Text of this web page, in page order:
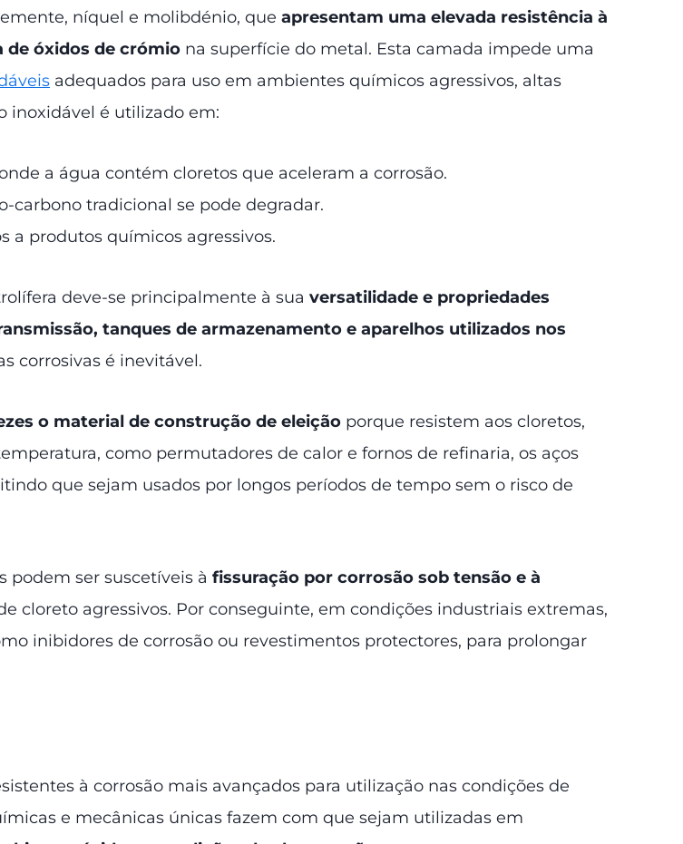
níquel e molibdénio, que apresentam uma elevada resistência à
de óxidos de crómio na superfície do metal. Esta camada impede uma
adequados para uso em ambientes químicos agressivos, altas
inoxidável é utilizado em:
a água contém cloretos que aceleram a corrosão.
carbono tradicional se pode degradar.
a produtos químicos agressivos.
deve-se principalmente à sua versatilidade e propriedades
tanques de armazenamento e aparelhos utilizados nos
corrosivas é inevitável.
o material de construção de eleição porque resistem aos cloretos,
como permutadores de calor e fornos de refinaria, os aços
que sejam usados por longos períodos de tempo sem o risco de
podem ser suscetíveis à fissuração por corrosão sob tensão e à
cloreto agressivos. Por conseguinte, em condições industriais extremas,
inibidores de corrosão ou revestimentos protectores, para prolongar
à corrosão mais avançados para utilização nas condições de
e mecânicas únicas fazem com que sejam utilizadas em